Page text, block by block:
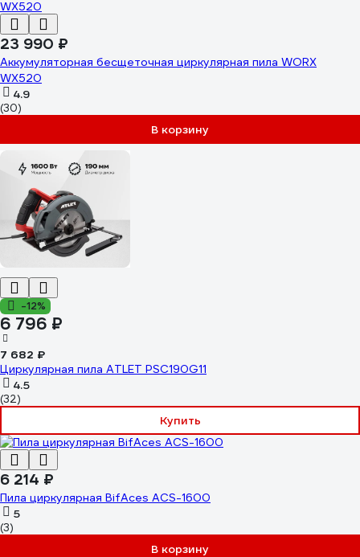
23 990 ₽
Аккумуляторная бесщеточная циркулярная пила WORX
WX520
4.9
(30)
В корзину
-12%
6 796 ₽
7 682 ₽
Циркулярная пила ATLET PSC190G11
4.5
(32)
Купить
6 214 ₽
Пила циркулярная BifAces ACS-1600
5
(3)
В корзину